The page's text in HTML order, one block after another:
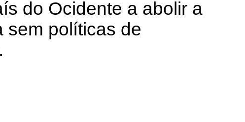
do Ocidente a abolir a
sem políticas de